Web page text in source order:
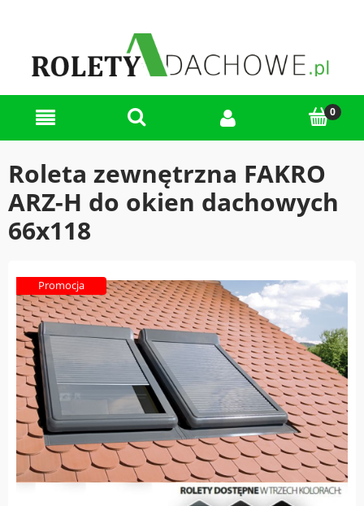
Roleta zewnętrzna FAKRO
ARZ-H do okien dachowych
66x118
Promocja